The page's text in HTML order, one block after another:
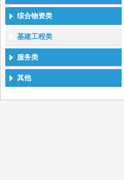
综合物资类
基建工程类
服务类
其他